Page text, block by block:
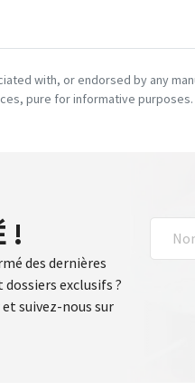
with, or endorsed by any
pure for informative purposes.
!
des dernières
exclusifs ?
suivez-nous sur